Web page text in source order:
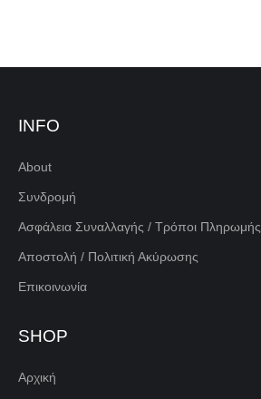
INFO
About
Συνδρομή
Ασφάλεια Συναλλαγής / Τρόποι Πληρωμής
Αποστολή / Πολιτική Ακύρωσης
Επικοινωνία
SHOP
Αρχική